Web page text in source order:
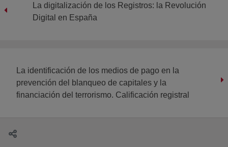
La digitalización de los Registros: la Revolución
Digital en España
La identificación de los medios de pago en la
prevención del blanqueo de capitales y la
financiación del terrorismo. Calificación registral